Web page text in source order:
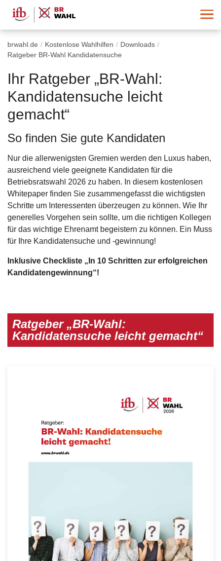
brwahl.de Kostenlose Wahlhilfen
Downloads
Ratgeber BR-Wahl Kandidatensuche
Ihr Ratgeber „BR-Wahl:
Kandidatensuche leicht
gemacht“
So finden Sie gute Kandidaten
Nur die allerwenigsten Gremien werden den Luxus haben,
ausreichend viele geeignete Kandidaten für die
Betriebsratswahl 2026 zu haben. In diesem kostenlosen
Whitepaper finden Sie zusammengefasst die wichtigsten
Schritte um Interessenten überzeugen zu können. Wie Ihr
generelles Vorgehen sein sollte, um die richtigen Kollegen
für das wichtige Ehrenamt begeistern zu können. Ein Muss
für Ihre Kandidatensuche und -gewinnung!
Inklusive Checkliste „In 10 Schritten zur erfolgreichen
Kandidatengewinnung“!
Ratgeber „BR-Wahl:
Kandidatensuche leicht gemacht“